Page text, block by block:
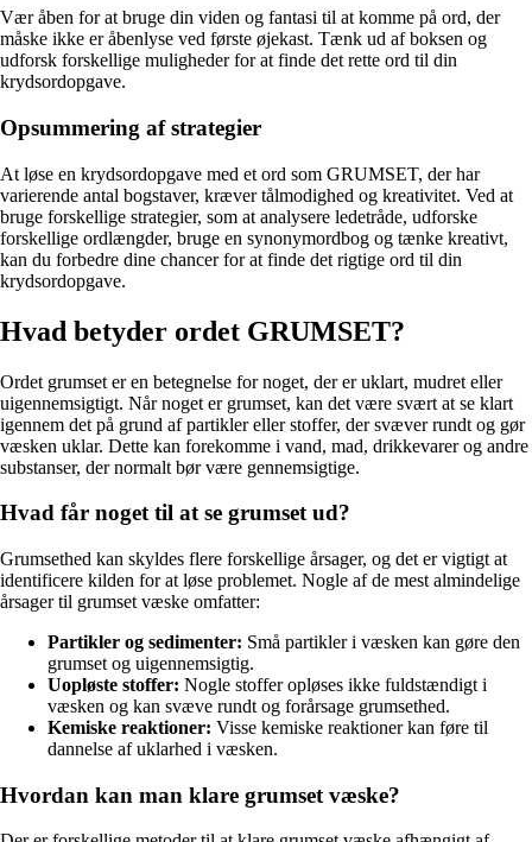
Vær åben for at bruge din viden og fantasi til at komme på ord, der
måske ikke er åbenlyse ved første øjekast. Tænk ud af boksen og
udforsk forskellige muligheder for at finde det rette ord til din
krydsordopgave.
Opsummering af strategier
At løse en krydsordopgave med et ord som GRUMSET, der har
varierende antal bogstaver, kræver tålmodighed og kreativitet. Ved at
bruge forskellige strategier, som at analysere ledetråde, udforske
forskellige ordlængder, bruge en synonymordbog og tænke kreativt,
kan du forbedre dine chancer for at finde det rigtige ord til din
krydsordopgave.
Hvad betyder ordet GRUMSET?
Ordet grumset er en betegnelse for noget, der er uklart, mudret eller
uigennemsigtigt. Når noget er grumset, kan det være svært at se klart
igennem det på grund af partikler eller stoffer, der svæver rundt og gør
væsken uklar. Dette kan forekomme i vand, mad, drikkevarer og andre
substanser, der normalt bør være gennemsigtige.
Hvad får noget til at se grumset ud?
Grumsethed kan skyldes flere forskellige årsager, og det er vigtigt at
identificere kilden for at løse problemet. Nogle af de mest almindelige
årsager til grumset væske omfatter:
Partikler og sedimenter: Små partikler i væsken kan gøre den
grumset og uigennemsigtig.
Uopløste stoffer: Nogle stoffer opløses ikke fuldstændigt i
væsken og kan svæve rundt og forårsage grumsethed.
Kemiske reaktioner: Visse kemiske reaktioner kan føre til
dannelse af uklarhed i væsken.
Hvordan kan man klare grumset væske?